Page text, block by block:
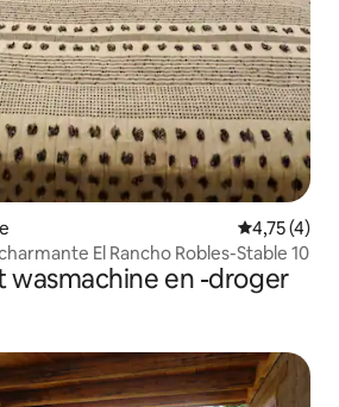
4,75 (4)
El Rancho Robles-Stable 10
wasmachine en -droger